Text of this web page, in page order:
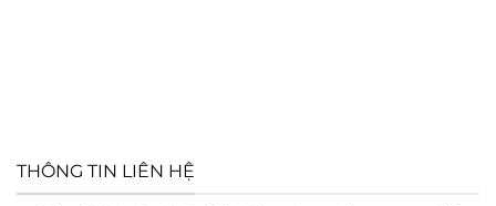
THÔNG TIN LIÊN HỆ